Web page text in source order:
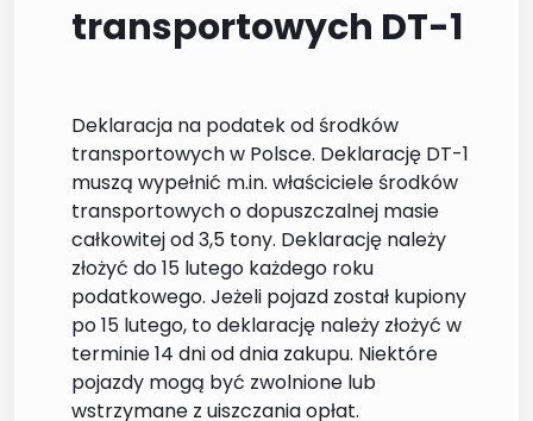
transportowych DT-1
Deklaracja na podatek od środków
transportowych w Polsce. Deklarację DT-1
muszą wypełnić m.in. właściciele środków
transportowych o dopuszczalnej masie
całkowitej od 3,5 tony. Deklarację należy
złożyć do 15 lutego każdego roku
podatkowego. Jeżeli pojazd został kupiony
po 15 lutego, to deklarację należy złożyć w
terminie 14 dni od dnia zakupu. Niektóre
pojazdy mogą być zwolnione lub
wstrzymane z uiszczania opłat.